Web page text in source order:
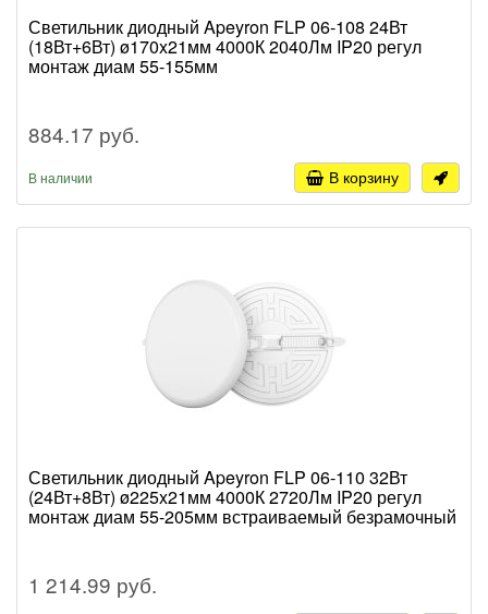
Светильник диодный Apeyron FLP 06-108 24Вт
(18Вт+6Вт) ø170x21мм 4000К 2040Лм IP20 регул
монтаж диам 55-155мм
884.17 руб.
В наличии В корзину
Светильник диодный Apeyron FLP 06-110 32Вт
(24Вт+8Вт) ø225x21мм 4000К 2720Лм IP20 регул
монтаж диам 55-205мм встраиваемый безрамочный
1 214.99 руб.